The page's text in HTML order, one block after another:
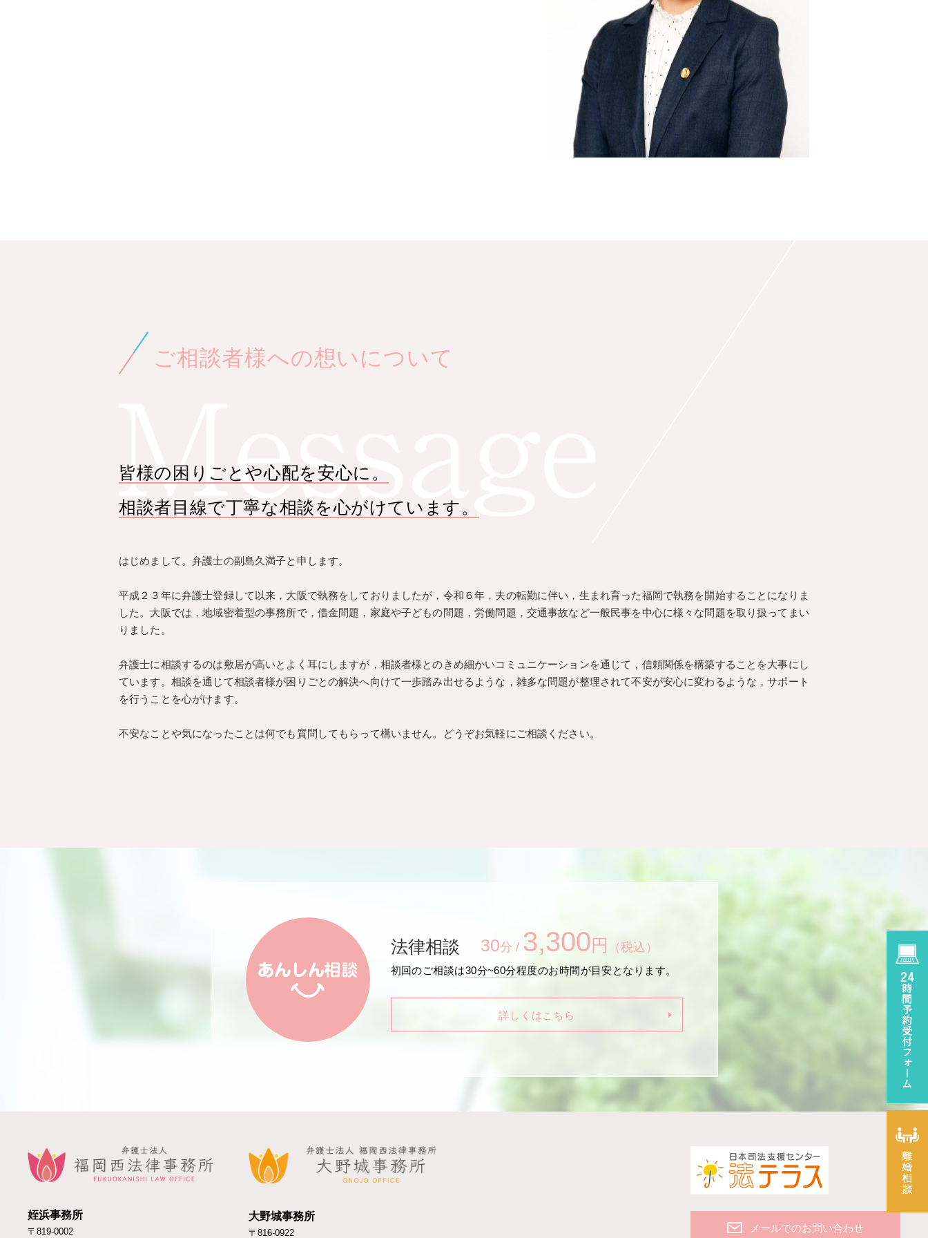
ご相談者様への想いについて
皆様の困りごとや心配を安心に。
相談者目線で丁寧な相談を心がけています。
はじめまして。弁護士の副島久満子と申します。
平成２３年に弁護士登録して以来，大阪で執務をしておりましたが，令和６年，夫の転勤に伴い，生まれ育った福岡で執務を開始することになりま
した。大阪では，地域密着型の事務所で，借金問題，家庭や子どもの問題，労働問題，交通事故など一般民事を中心に様々な問題を取り扱ってまい
りました。
弁護士に相談するのは敷居が高いとよく耳にしますが，相談者様とのきめ細かいコミュニケーションを通じて，信頼関係を構築することを大事にし
ています。相談を通じて相談者様が困りごとの解決へ向けて一歩踏み出せるような，雑多な問題が整理されて不安が安心に変わるような，サポート
を行うことを心がけます。
不安なことや気になったことは何でも質問してもらって構いません。どうぞお気軽にご相談ください。
法律相談 30分 / 3,300円 （税込）
初回のご相談は30分~60分程度のお時間が目安となります。
詳しくはこちら
姪浜事務所
〒819-0002
大野城事務所
〒816-0922 メールでのお問い合わせ